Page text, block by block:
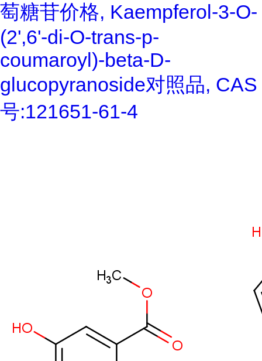
萄糖苷价格, Kaempferol-3-O-
(2',6'-di-O-trans-p-
coumaroyl)-beta-D-
glucopyranoside对照品, CAS
号:121651-61-4